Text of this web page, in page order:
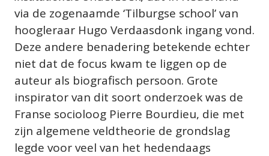
via de zogenaamde ‘Tilburgse school’ van
hoogleraar Hugo Verdaasdonk ingang vond.
Deze andere benadering betekende echter
niet dat de focus kwam te liggen op de
auteur als biografisch persoon. Grote
inspirator van dit soort onderzoek was de
Franse socioloog Pierre Bourdieu, die met
zijn algemene veldtheorie de grondslag
legde voor veel van het hedendaags